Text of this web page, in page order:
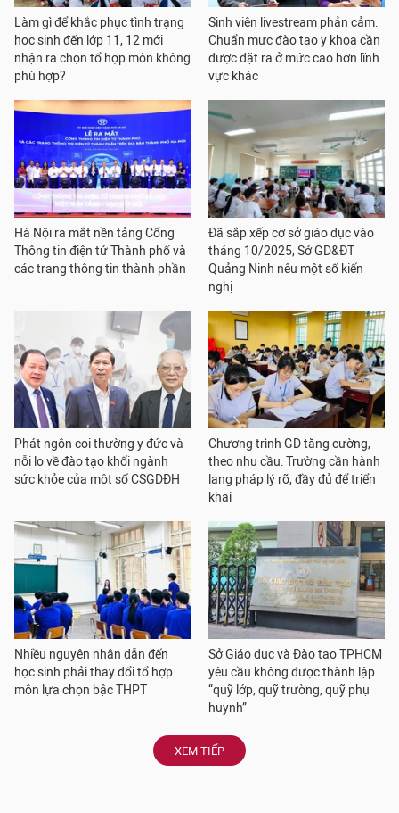
Làm gì để khắc phục tình trạng
học sinh đến lớp 11, 12 mới
nhận ra chọn tổ hợp môn không
phù hợp?
Sinh viên livestream phản cảm:
Chuẩn mực đào tạo y khoa cần
được đặt ra ở mức cao hơn lĩnh
vực khác
Hà Nội ra mắt nền tảng Cổng
Thông tin điện tử Thành phố và
các trang thông tin thành phần
Đã sắp xếp cơ sở giáo dục vào
tháng 10/2025, Sở GD&ĐT
Quảng Ninh nêu một số kiến
nghị
Phát ngôn coi thường y đức và
nỗi lo về đào tạo khối ngành
sức khỏe của một số CSGDĐH
Chương trình GD tăng cường,
theo nhu cầu: Trường cần hành
lang pháp lý rõ, đầy đủ để triển
khai
Nhiều nguyên nhân dẫn đến
học sinh phải thay đổi tổ hợp
môn lựa chọn bậc THPT
Sở Giáo dục và Đào tạo TPHCM
yêu cầu không được thành lập
“quỹ lớp, quỹ trường, quỹ phụ
huynh”
XEM TIẾP